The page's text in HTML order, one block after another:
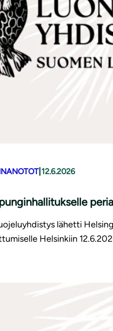
| 12.6.2026
lähetti
Helsinkiin